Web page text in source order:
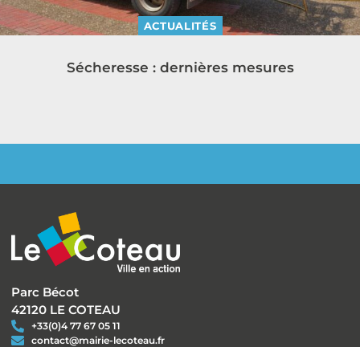
ACTUALITÉS
Sécheresse : dernières mesures
Parc Bécot
42120 LE COTEAU
+33(0)4 77 67 05 11
contact@mairie-lecoteau.fr